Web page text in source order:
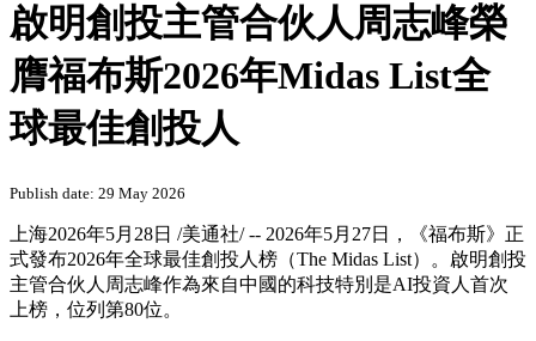
啟明創投主管合伙人周志峰榮
膺福布斯2026年Midas List全
球最佳創投人
Publish date: 29 May 2026
上海2026年5月28日 /美通社/ -- 2026年5月27日，《福布斯》正
式發布2026年全球最佳創投人榜（The Midas List）。啟明創投
主管合伙人周志峰作為來自中國的科技特別是AI投資人首次
上榜，位列第80位。